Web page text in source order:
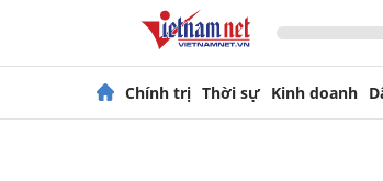
Chính trị Thời sự Kinh doanh